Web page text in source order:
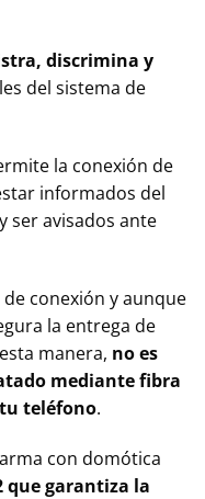
discrimina y
del sistema de
la conexión de
informados del
ser avisados ante
conexión y aunque
la entrega de
manera, no es
mediante fibra
teléfono.
con domótica
que garantiza la